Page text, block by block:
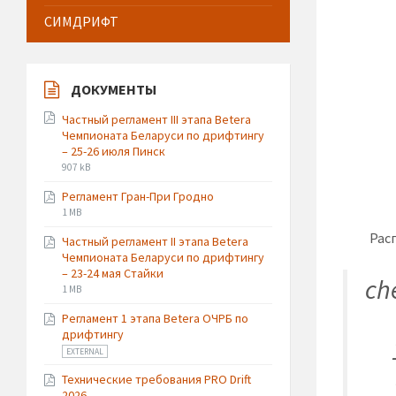
СИМДРИФТ
ДОКУМЕНТЫ
Частный регламент III этапа Betera
Чемпионата Беларуси по дрифтингу
– 25-26 июля Пинск
File
pdf
File
907 kB
Регламент Гран-При Гродно
File
pdf
File
1 MB
Частный регламент II этапа Betera
Чемпионата Беларуси по дрифтингу
– 23-24 мая Стайки
File
pdf
File
1 MB
Регламент 1 этапа Betera ОЧРБ по
дрифтингу
File
pdf
EXTERNAL
Технические требования PRO Drift